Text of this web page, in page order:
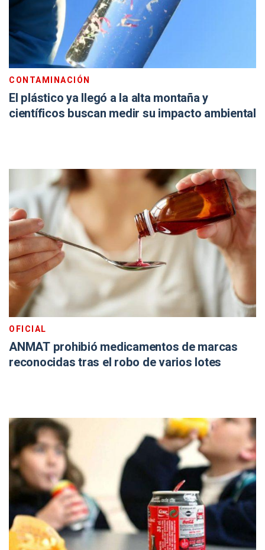
CONTAMINACIÓN
El plástico ya llegó a la alta montaña y
científicos buscan medir su impacto ambiental
OFICIAL
ANMAT prohibió medicamentos de marcas
reconocidas tras el robo de varios lotes